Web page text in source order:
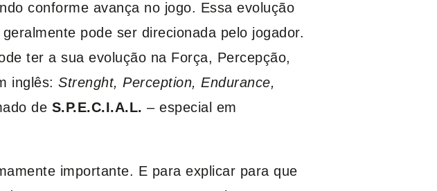
conforme avança no jogo. Essa evolução
pode ser direcionada pelo jogador.
ter a sua evolução na Força, Percepção,
inglês: Strenght, Perception, Endurance,
de S.P.E.C.I.A.L. – especial em
importante. E para explicar para que